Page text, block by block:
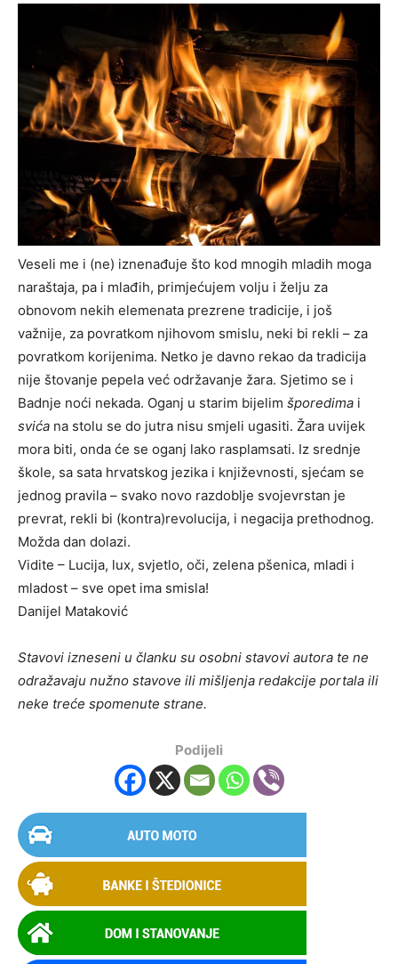
Veseli me i (ne) iznenađuje što kod mnogih mladih moga
naraštaja, pa i mlađih, primjećujem volju i želju za
obnovom nekih elemenata prezrene tradicije, i još
važnije, za povratkom njihovom smislu, neki bi rekli – za
povratkom korijenima. Netko je davno rekao da tradicija
nije štovanje pepela već održavanje žara. Sjetimo se i
Badnje noći nekada. Oganj u starim bijelim šporedima i
svića na stolu se do jutra nisu smjeli ugasiti. Žara uvijek
mora biti, onda će se oganj lako rasplamsati. Iz srednje
škole, sa sata hrvatskog jezika i književnosti, sjećam se
jednog pravila – svako novo razdoblje svojevrstan je
prevrat, rekli bi (kontra)revolucija, i negacija prethodnog.
Možda dan dolazi.
Vidite – Lucija, lux, svjetlo, oči, zelena pšenica, mladi i
mladost – sve opet ima smisla!
Danijel Mataković
Stavovi izneseni u članku su osobni stavovi autora te ne
odražavaju nužno stavove ili mišljenja redakcije portala ili
neke treće spomenute strane.
Podijeli